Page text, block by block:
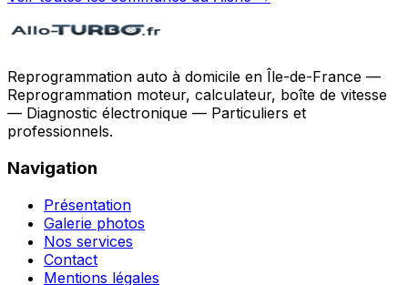
Reprogrammation auto à domicile en Île-de-France —
Reprogrammation moteur, calculateur, boîte de vitesse
— Diagnostic électronique — Particuliers et
professionnels.
Navigation
Présentation
Galerie photos
Nos services
Contact
Mentions légales